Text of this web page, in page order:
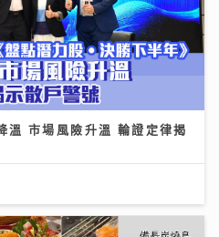
溫 市場風險升溫 輪證定律揭